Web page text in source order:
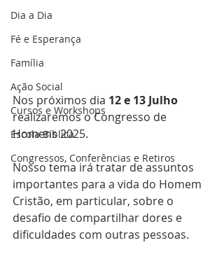
Dia a Dia
Fé e Esperança
Família
Ação Social
Cursos e Workshops
Escola Bíblica
Congressos, Conferências e Retiros
Nos próximos dia 12 e 13 Julho
realizaremos o Congresso de
Homens 2025.
Nosso tema irá tratar de assuntos
importantes para a vida do Homem
Cristão, em particular, sobre o
desafio de compartilhar dores e
dificuldades com outras pessoas.